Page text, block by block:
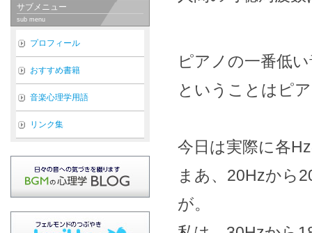
ピアノの一番低
ということはピ
今日は実際に各
まあ、20Hzから
が。
サブメニュー
sub menu
プロフィール
おすすめ書籍
音楽心理学用語
リンク集